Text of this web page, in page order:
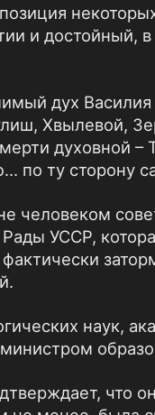
и достойный,
дух
Хвылевой,
духовной
по ту сторону
человеком
УССР,
наук,
что